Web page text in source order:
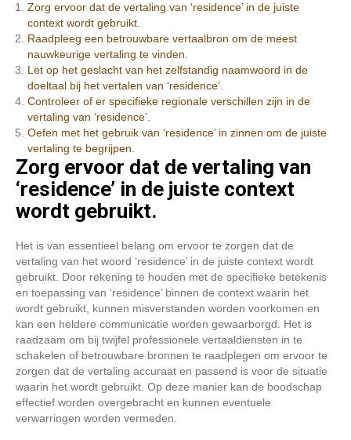
Zorg ervoor dat de vertaling van ‘residence’ in de juiste
context wordt gebruikt.
Raadpleeg een betrouwbare vertaalbron om de meest
nauwkeurige vertaling te vinden.
Let op het geslacht van het zelfstandig naamwoord in de
doeltaal bij het vertalen van ‘residence’.
Controleer of er specifieke regionale verschillen zijn in de
vertaling van ‘residence’.
Oefen met het gebruik van ‘residence’ in zinnen om de juiste
vertaling te begrijpen.
Zorg ervoor dat de vertaling van
‘residence’ in de juiste context
wordt gebruikt.
Het is van essentieel belang om ervoor te zorgen dat de
vertaling van het woord ‘residence’ in de juiste context wordt
gebruikt. Door rekening te houden met de specifieke betekenis
en toepassing van ‘residence’ binnen de context waarin het
wordt gebruikt, kunnen misverstanden worden voorkomen en
kan een heldere communicatie worden gewaarborgd. Het is
raadzaam om bij twijfel professionele vertaaldiensten in te
schakelen of betrouwbare bronnen te raadplegen om ervoor te
zorgen dat de vertaling accuraat en passend is voor de situatie
waarin het wordt gebruikt. Op deze manier kan de boodschap
effectief worden overgebracht en kunnen eventuele
verwarringen worden vermeden.